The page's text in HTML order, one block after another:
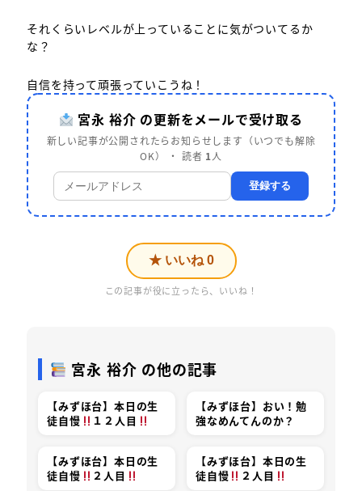
それくらいレベルが上っていることに気がついてるか
な？
自信を持って頑張っていこうね！
宮永 裕介 の更新をメールで受け取る
新しい記事が公開されたらお知らせします（いつでも解除
OK） ・ 読者 1人
登録する
★ いいね0
この記事が役に立ったら、いいね！
宮永 裕介 の他の記事
【みずほ台】本日の生
徒自慢
１２人目
【みずほ台】おい！勉
強なめんてんのか？
【みずほ台】本日の生
徒自慢
２人目
【みずほ台】本日の生
徒自慢
２人目